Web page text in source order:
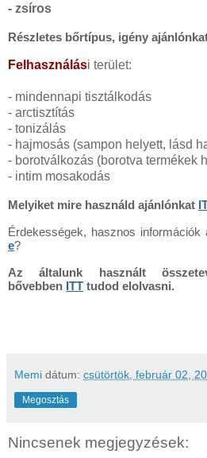
- zsíros
Részletes bőrtípus, igény
Felhasználási terület:
- mindennapi tisztálkodás
- arctisztítás
- tonizálás
- hajmosás (sampon helyett, lásd
- borotválkozás (borotva termékek
- intim mosakodás
Melyiket mire használd ajánlónkat
Érdekességek, hasznos információk
e?
Az általunk használt
bővebben ITT tudod elolvasni.
Memi dátum: csütörtök, február 02,
Megosztás
Nincsenek megjegyzések: